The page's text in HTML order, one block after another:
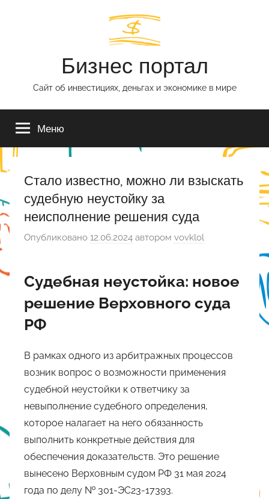
Бизнес портал
Сайт об инвестициях, деньгах и экономике в мире
Меню
Стало известно, можно ли взыскать
судебную неустойку за
неисполнение решения суда
Опубликовано 12.06.2024 автором vovklol
Судебная неустойка: новое
решение Верховного суда
РФ
В рамках одного из арбитражных процессов
возник вопрос о возможности применения
судебной неустойки к ответчику за
невыполнение судебного определения,
которое налагает на него обязанность
выполнить конкретные действия для
обеспечения доказательств. Это решение
вынесено Верховным судом РФ 31 мая 2024
года по делу № 301-ЭС23-17393.